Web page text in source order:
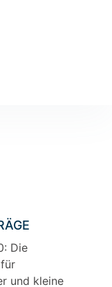
Die
und kleine